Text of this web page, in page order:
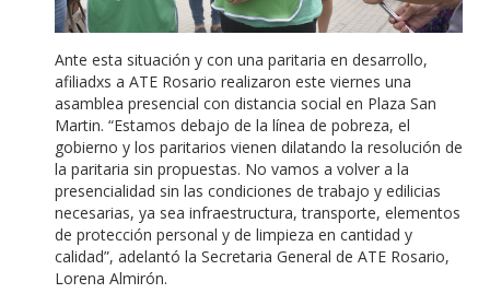
Ante esta situación y con una paritaria en desarrollo,
afiliadxs a ATE Rosario realizaron este viernes una
asamblea presencial con distancia social en Plaza San
Martin. “Estamos debajo de la línea de pobreza, el
gobierno y los paritarios vienen dilatando la resolución de
la paritaria sin propuestas. No vamos a volver a la
presencialidad sin las condiciones de trabajo y edilicias
necesarias, ya sea infraestructura, transporte, elementos
de protección personal y de limpieza en cantidad y
calidad”, adelantó la Secretaria General de ATE Rosario,
Lorena Almirón.